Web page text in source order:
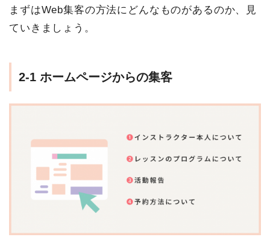
まずはWeb集客の方法にどんなものがあるのか、見
ていきましょう。
2-1 ホームページからの集客